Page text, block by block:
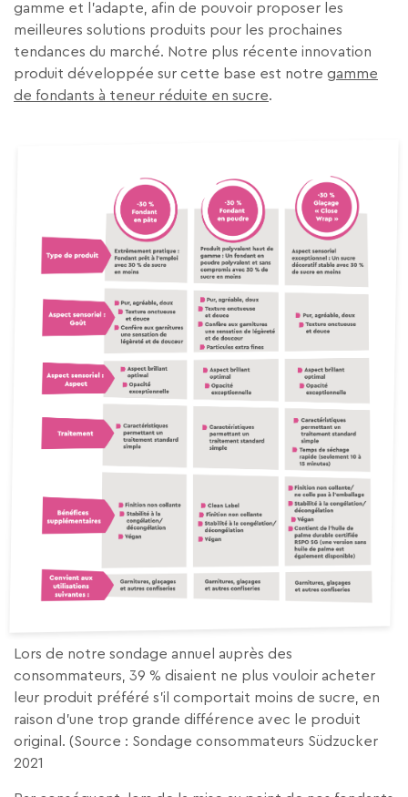
gamme et l’adapte, afin de pouvoir proposer les
meilleures solutions produits pour les prochaines
tendances du marché. Notre plus récente innovation
produit développée sur cette base est notre gamme
de fondants à teneur réduite en sucre.
Lors de notre sondage annuel auprès des
consommateurs, 39 % disaient ne plus vouloir acheter
leur produit préféré s’il comportait moins de sucre, en
raison d’une trop grande différence avec le produit
original. (Source : Sondage consommateurs Südzucker
2021